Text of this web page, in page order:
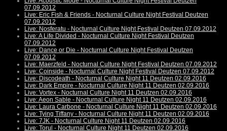
07.09.2012
Live: Eric Fish & Friends - Nocturnal Culture Night Festival Deutzen
07.09.2012
Live: Nosferatu - Nocturnal Culture Night Festival Deutzen 07.09.2012
Live: A Life Divided - Nocturnal Culture Night Festival Deutzen
07.09.2012
Live: Dance or Die - Nocturnal Culture Night Festival Deutzen
07.09.2012
Live: Maerzfeld - Nocturnal Culture Night Festival Deutzen 07.09.2012
Live: Coinside - Nocturnal Culture Night Festival Deutzen 07.09.2012
Live: Discodeath - Nocturnal Culture Night 11 Deutzen 02.09.2016
Live: Dark Empire - Nocturnal Culture Night 11 Deutzen 02.09.2016
Live: Vortex - Nocturnal Culture Night 11 Deutzen 02.09.2016
Live: Aeon Sable - Nocturnal Culture Night 11 Deutzen 02.09.2016
Live: Laura Carbone - Nocturnal Culture Night 11 Deutzen 02.09.2016
Live: Tying Tiffany - Nocturnal Culture Night 11 Deutzen 02.09.2016
Live: 7JK - Nocturnal Culture Night 11 Deutzen 02.09.2016
Live: Torul - Nocturnal Culture Night 11 Deutzen 02.09.2016